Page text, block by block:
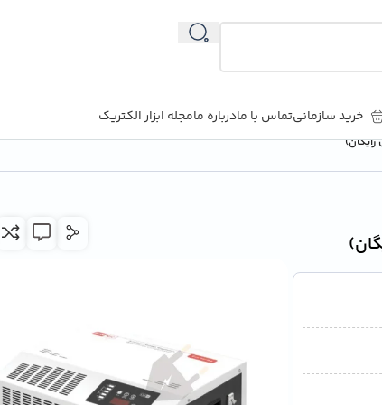
خرید سازمانیتماس با مادرباره مامجله ابزار الکتریک